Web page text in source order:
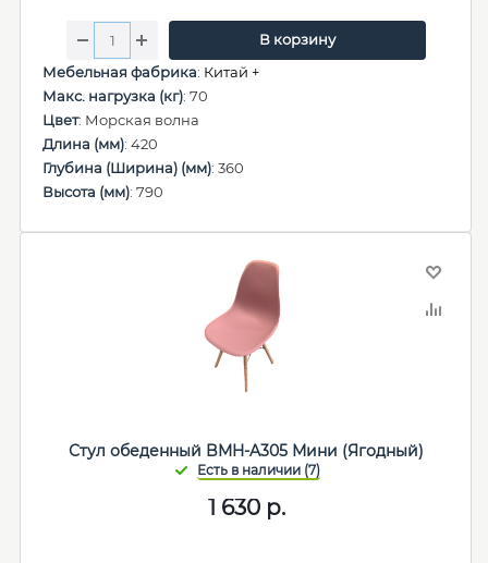
В корзину
Мебельная фабрика: Китай +
Макс. нагрузка (кг): 70
Цвет: Морская волна
Длина (мм): 420
Глубина (Ширина) (мм): 360
Высота (мм): 790
Стул обеденный BMH-A305 Мини (Ягодный)
1 630р.